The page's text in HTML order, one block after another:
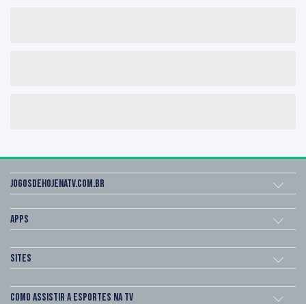
Jogosdehojenatv.com.br
Apps
Sites
Como assistir a esportes na TV